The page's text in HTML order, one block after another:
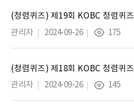
(청렴퀴즈) 제19회 KOBC 청렴퀴즈
관리자
2024-09-26 175
(청렴퀴즈) 제18회 KOBC 청렴퀴즈
관리자
2024-09-26 145